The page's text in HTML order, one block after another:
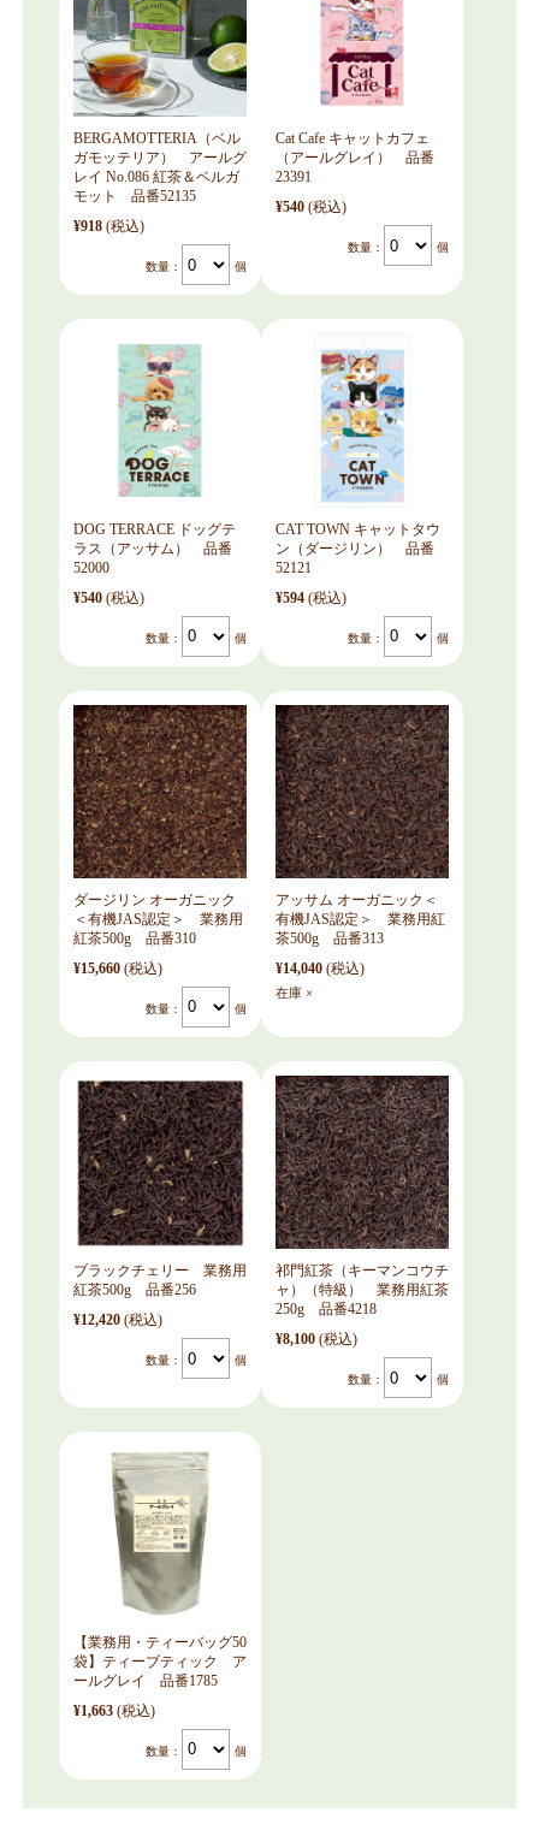
BERGAMOTTERIA（ベル
ガモッテリア） アールグ
レイ No.086 紅茶＆ベルガ
モット 品番52135
¥918 (税込)
数量： 個
Cat Cafe キャットカフェ
（アールグレイ） 品番
23391
¥540 (税込)
数量： 個
DOG TERRACE ドッグテ
ラス（アッサム） 品番
52000
¥540 (税込)
数量： 個
CAT TOWN キャットタウ
ン（ダージリン） 品番
52121
¥594 (税込)
数量： 個
ダージリン オーガニック
＜有機JAS認定＞ 業務用
紅茶500g 品番310
¥15,660 (税込)
数量： 個
アッサム オーガニック＜
有機JAS認定＞ 業務用紅
茶500g 品番313
¥14,040 (税込)
在庫 ×
ブラックチェリー 業務用
紅茶500g 品番256
¥12,420 (税込)
数量： 個
祁門紅茶（キーマンコウチ
ャ）（特級） 業務用紅茶
250g 品番4218
¥8,100 (税込)
数量： 個
【業務用・ティーバッグ50
袋】ティーブティック ア
ールグレイ 品番1785
¥1,663 (税込)
数量： 個